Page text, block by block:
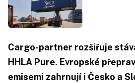
Cargo-partner rozšiřuje
HHLA Pure. Evropské
emisemi zahrnují i Česko a